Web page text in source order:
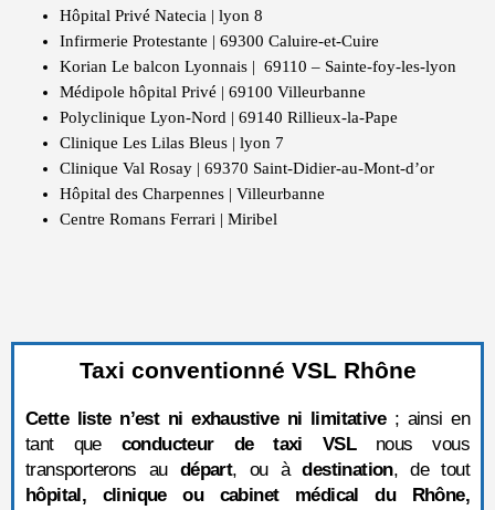
Hôpital Privé Natecia | lyon 8
Infirmerie Protestante | 69300 Caluire-et-Cuire
Korian Le balcon Lyonnais | 69110 – Sainte-foy-les-lyon
Médipole hôpital Privé | 69100 Villeurbanne
Polyclinique Lyon-Nord | 69140 Rillieux-la-Pape
Clinique Les Lilas Bleus | lyon 7
Clinique Val Rosay | 69370 Saint-Didier-au-Mont-d’or
Hôpital des Charpennes | Villeurbanne
Centre Romans Ferrari | Miribel
Taxi conventionné VSL Rhône
Cette liste n’est ni exhaustive ni limitative; ainsi en
tant que conducteur de taxi VSLnous vous
transporterons au départ, ou àdestination, de tout
hôpital, clinique ou cabinet médical du Rhône,